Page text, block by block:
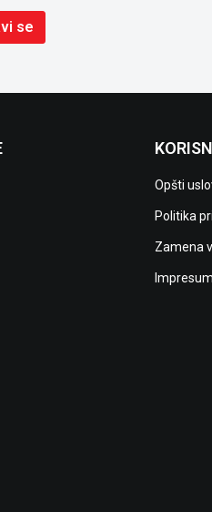
se
Opšti
Politika
Zamena
Impresum